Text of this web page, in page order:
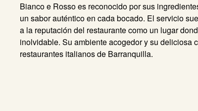
Bianco e Rosso es reconocido por sus
un sabor auténtico en cada bocado. El servicio
a la reputación del restaurante como un lugar
inolvidable. Su ambiente acogedor y su deliciosa
restaurantes italianos de Barranquilla.